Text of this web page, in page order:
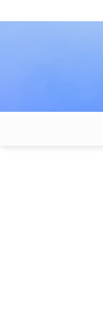
to